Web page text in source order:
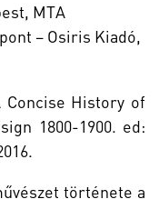
MTA
– Osiris Kiadó,
Concise History of
1800-1900. ed:
története a